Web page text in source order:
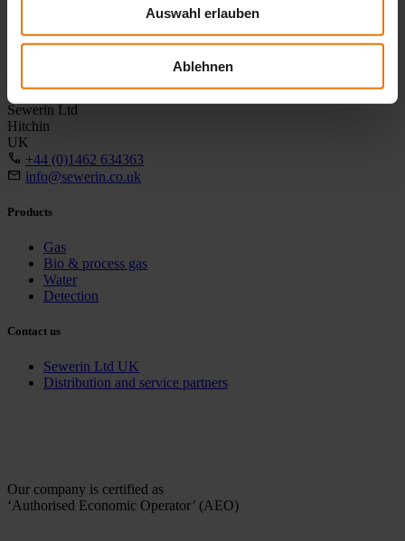
Auswahl erlauben
Ablehnen
Sewerin Ltd
Hitchin
UK
+44 (0)1462 634363
info@sewerin.co.uk
Products
Gas
Bio & process gas
Water
Detection
Contact us
Sewerin Ltd UK
Distribution and service partners
Our company is certified as
‘Authorised Economic Operator’ (AEO)